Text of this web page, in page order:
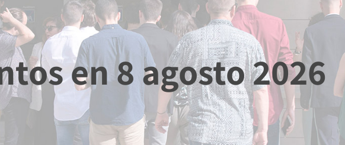
en 8 agosto 2026